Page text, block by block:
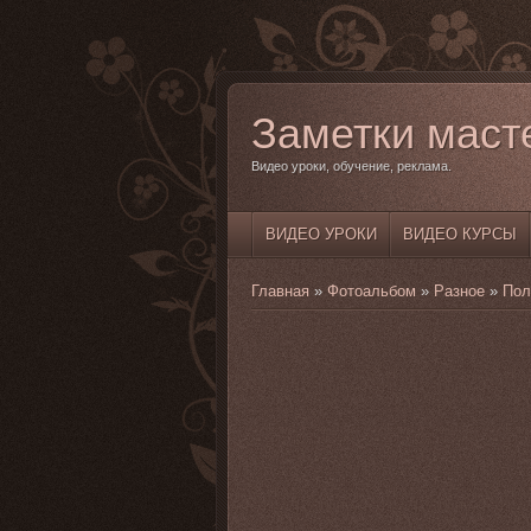
Заметки
Видео уроки, обучение, реклама.
ВИДЕО УРОКИ ВИДЕО КУРСЫ
Главная » Фотоальбом » Разное »